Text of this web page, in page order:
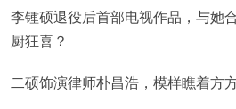
李锺硕退役后首部电视作品，与她
厨狂喜？
二硕饰演律师朴昌浩，模样瞧着